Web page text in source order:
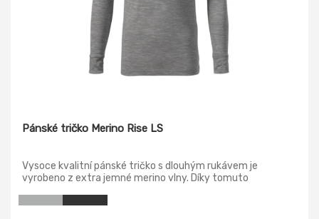
Pánské tričko Merino Rise LS
Vysoce kvalitní pánské tričko s dlouhým rukávem je
vyrobeno z extra jemné merino vlny. Díky tomuto